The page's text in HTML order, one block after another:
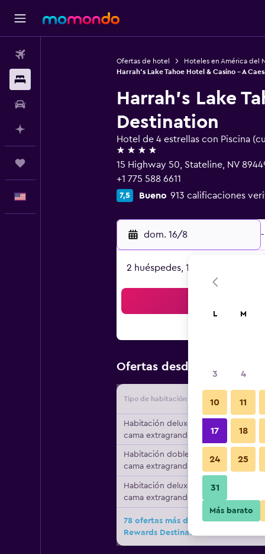
Ofertas de hotel
Hoteles en América del
Harrah's Lake Tahoe Hotel & Casino - A
Harrah's Lake
Destination
Hotel de 4 estrellas con Piscina
4 estrellas
15 Highway 50, Stateline, NV
+1 775 588 6611
7,5 Bueno 913 calificaciones
dom. 16/8 -
2 huéspedes, 1 habitación
Ofertas desde
Tipo de habitación
Habitación deluxe, 1
cama extragrande
Habitación doble, 1
cama extragrande
Habitación deluxe, 1
cama extragrande
78 ofertas más de Harrah's Lake
Rewards Destination
L M
3 4
10 11
17 18
24 25
31
Más barato